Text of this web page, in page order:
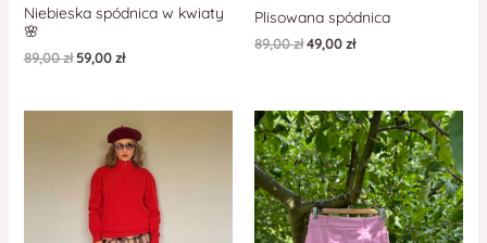
Niebieska spódnica w kwiaty
🌸
89,00zł 59,00zł
Plisowana spódnica
89,00zł49,00zł